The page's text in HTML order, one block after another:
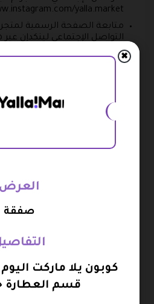
yalla.market/ .
متابعة الصفحة الرسمية
التواصل الإجتماعي لينكدإن عبر
company/yallamarket/ .
متابعة الصفحة الرسمية لمتجر
التواصل الإجتماعي تيك توك
كيفية تحميل تطبيق يلا
لحامي الهواتف المحمولة التي
لحامي جوالات الأيفون وأجهزة
يلا ماركت الإمارات مجاناً عبر
us/app/online-groceries-
.
تعرف على أفضل ما
ماركت الإمارات
✖
العرض
صفقة
كوبون يلا ماركت
قسم العطارة